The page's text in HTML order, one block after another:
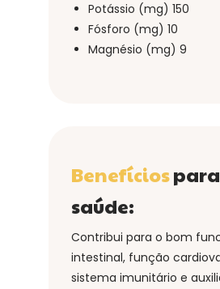
Potássio (mg) 150
Fósforo (mg) 10
Magnésio (mg) 9
Benefícios
saúde:
Contribui para o bom
intestinal, função
sistema imunitário e